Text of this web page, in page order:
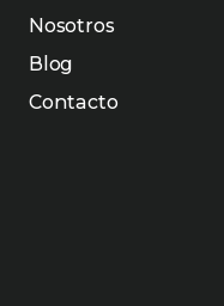
Nosotros
Blog
Contacto